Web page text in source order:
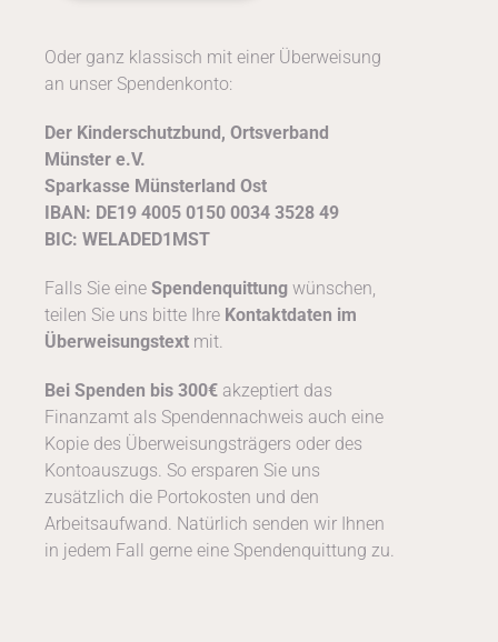
Oder ganz klassisch mit einer Überweisung
an unser Spendenkonto:
Der Kinderschutzbund, Ortsverband
Münster e.V.
Sparkasse Münsterland Ost
IBAN: DE19 4005 0150 0034 3528 49
BIC: WELADED1MST
Falls Sie eine Spendenquittungwünschen,
teilen Sie uns bitte Ihre Kontaktdaten im
Überweisungstextmit.
Bei Spenden bis 300€akzeptiert das
Finanzamt als Spendennachweis auch eine
Kopie des Überweisungsträgers oder des
Kontoauszugs. So ersparen Sie uns
zusätzlich die Portokosten und den
Arbeitsaufwand. Natürlich senden wir Ihnen
in jedem Fall gerne eine Spendenquittung zu.